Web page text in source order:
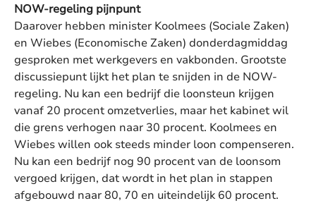
NOW-regeling pijnpunt
Daarover hebben minister Koolmees (Sociale Zaken)
en Wiebes (Economische Zaken) donderdagmiddag
gesproken met werkgevers en vakbonden. Grootste
discussiepunt lijkt het plan te snijden in de NOW-
regeling. Nu kan een bedrijf die loonsteun krijgen
vanaf 20 procent omzetverlies, maar het kabinet wil
die grens verhogen naar 30 procent. Koolmees en
Wiebes willen ook steeds minder loon compenseren.
Nu kan een bedrijf nog 90 procent van de loonsom
vergoed krijgen, dat wordt in het plan in stappen
afgebouwd naar 80, 70 en uiteindelijk 60 procent.